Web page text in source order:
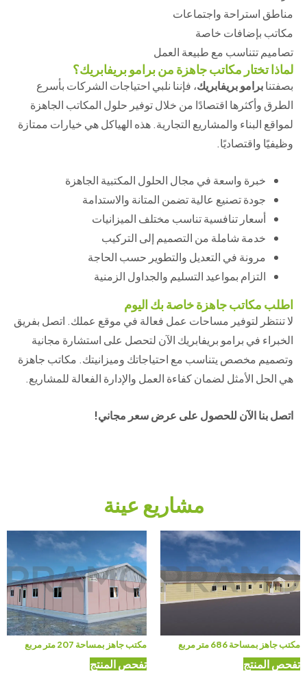
مناطق استراحة واجتماعات
مكاتب بإضافات خاصة
تصاميم تتناسب مع طبيعة العمل
لماذا تختار مكاتب جاهزة من برامو بريفابريك؟
بصفتنابرامو بريفابريك، فإننا نلبي احتياجات الشركات بأسرع
الطرق وأكثرها اقتصادًا من خلال توفير حلول المكاتب الجاهزة
لمواقع البناء والمشاريع التجارية. هذه الهياكل هي خيارات ممتازة
وظيفيًا واقتصاديًا.
خبرة واسعة في مجال الحلول المكتبية الجاهزة
جودة تصنيع عالية تضمن المتانة والاستدامة
أسعار تنافسية تناسب مختلف الميزانيات
خدمة شاملة من التصميم إلى التركيب
مرونة في التعديل والتطوير حسب الحاجة
التزام بمواعيد التسليم والجداول الزمنية
اطلب مكاتب جاهزة خاصة بك اليوم
لا تنتظر لتوفير مساحات عمل فعالة في موقع عملك. اتصل بفريق
الخبراء في برامو بريفابريك الآن لتحصل على استشارة مجانية
وتصميم مخصص يتناسب مع احتياجاتك وميزانيتك. مكاتب جاهزة
هي الحل الأمثل لضمان كفاءة العمل والإدارة الفعالة للمشاريع.
اتصل بنا الآن للحصول على عرض سعر مجاني!
مشاريع عينة
مكتب جاهز بمساحة 686 متر مربع
تفحص المنتج
مكتب جاهز بمساحة 207 متر مربع
تفحص المنتج